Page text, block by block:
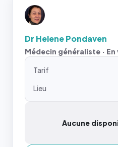
Dr Helene Pondaven
Médecin généraliste · En
Tarif
Lieu
Aucune